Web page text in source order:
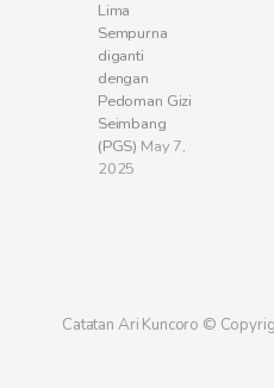
Lima
Sempurna
diganti
dengan
Pedoman Gizi
Seimbang
(PGS) May 7,
2025
Catatan Ari Kuncoro ©